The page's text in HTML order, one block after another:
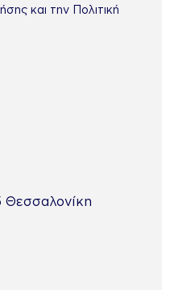
και την Πολιτική
Θεσσαλονίκη